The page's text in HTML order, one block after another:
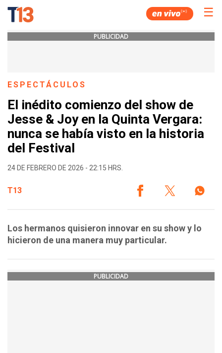
☰
PUBLICIDAD
ESPECTÁCULOS
El inédito comienzo del show de
Jesse & Joy en la Quinta Vergara:
nunca se había visto en la historia
del Festival
24 DE FEBRERO DE 2026 - 22:15 HRS.
T13
Los hermanos quisieron innovar en su show y lo
hicieron de una manera muy particular.
PUBLICIDAD